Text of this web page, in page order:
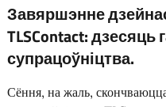
Завяршэнне
TLSContact: дзесяць
супрацоўніцтва.
Сёння, на жаль,